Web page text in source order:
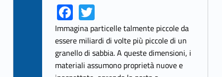
Link identifier share facebook archive #share-link-archive-37412Fa
ce
b
o
Link identifier share twitter archive #share-link-archive-61318T
w
itt
er
Immagina particelle talmente piccole da
essere miliardi di volte più piccole di un
granello di sabbia. A queste dimensioni, i
materiali assumono proprietà nuove e